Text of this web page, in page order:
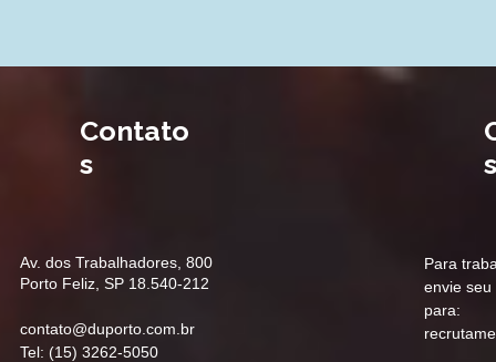
Contato
s
Av. dos Trabalhadores, 800
Porto Feliz, SP 18.540-212
contato@duporto.com.br
Tel: (15) 3262-5050
s
Para
envie
para: